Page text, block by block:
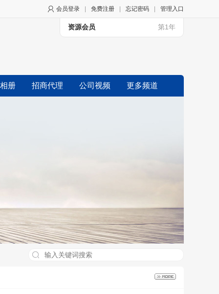
会员登录 免费注册 忘记密码 管理入口
资源会员 第1年
册 招商代理 公司视频 更多频道